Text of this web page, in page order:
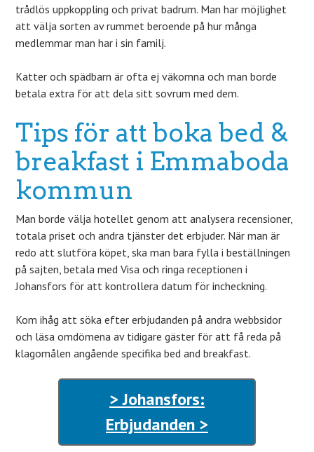
trådlös uppkoppling och privat badrum. Man har möjlighet
att välja sorten av rummet beroende på hur många
medlemmar man har i sin familj.
Katter och spädbarn är ofta ej väkomna och man borde
betala extra för att dela sitt sovrum med dem.
Tips för att boka bed &
breakfast i Emmaboda
kommun
Man borde välja hotellet genom att analysera recensioner,
totala priset och andra tjänster det erbjuder. När man är
redo att slutföra köpet, ska man bara fylla i beställningen
på sajten, betala med Visa och ringa receptionen i
Johansfors för att kontrollera datum för incheckning.
Kom ihåg att söka efter erbjudanden på andra webbsidor
och läsa omdömena av tidigare gäster för att få reda på
klagomålen angående specifika bed and breakfast.
> Johansfors:
Erbjudanden >